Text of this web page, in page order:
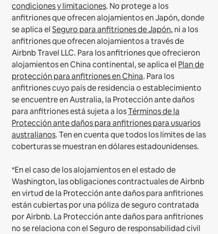
condiciones y limitaciones. No protege a los
anfitriones que ofrecen alojamientos en Japón, donde
se aplica elSeguro para anfitriones de Japón, ni a los
anfitriones que ofrecen alojamientos a través de
Airbnb Travel LLC. Para los anfitriones que ofrecieron
alojamientos en China continental, se aplica el Plan de
protección para anfitriones en China. Para los
anfitriones cuyo país de residencia o establecimiento
se encuentre en Australia, la Protección ante daños
para anfitriones está sujeta a losTérminos de la
Protección ante daños para anfitriones para usuarios
australianos. Ten en cuenta que todos los límites de las
coberturas se muestran en dólares estadounidenses.
*En el caso de los alojamientos en el estado de
Washington, las obligaciones contractuales de Airbnb
en virtud de la Protección ante daños para anfitriones
están cubiertas por una póliza de seguro contratada
por Airbnb. La Protección ante daños para anfitriones
no se relaciona con el Seguro de responsabilidad civil